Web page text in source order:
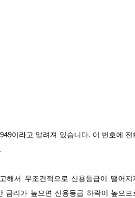
이라고 알려져 있습니다. 이 번호에 전
해서 무조건적으로 신용등급이 떨어지
금리가 높으면 신용등급 하락이 높으므